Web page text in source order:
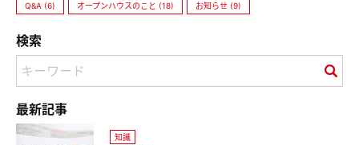
Q&A (6) オープンハウスのこと (18) お知らせ (9)
検索
最新記事
知識